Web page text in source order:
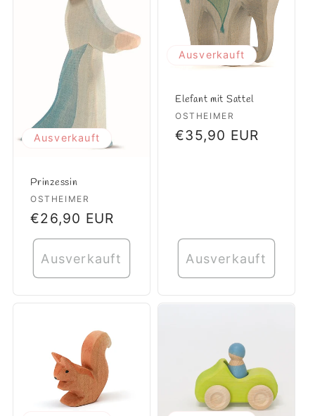
Ausverkauft
Prinzessin
Anbieter:
OSTHEIMER
Normaler
Preis
€26,90 EUR
Ausverkauft
Ausverkauft
Elefant mit Sattel
Anbieter:
OSTHEIMER
Normaler
€35,90 EUR
Ausverkauft